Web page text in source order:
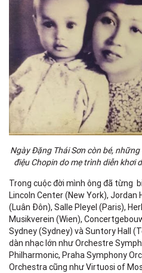
Ngày Đặng Thái Sơn còn bé,
điệu Chopin do mẹ trình diễn khơi
Trong cuộc đời mình ông đã từng
Lincoln Center (New York), Jordan
(Luân Đôn), Salle Pleyel (Paris),
Musikverein (Wien),
Sydney (Sydney) và Suntory Hall
dàn nhạc lớn như Orchestre
Philharmonic, Praha Symphony
Orchestra cũng như Virtuosi of